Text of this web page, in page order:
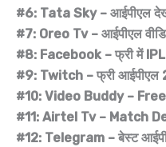
#6: Tata Sky – आईपीएल
#7: Oreo Tv – आईपीएल
#8: Facebook – फ्री में
#9: Twitch – फ्री
#10: Video Buddy – Free
#11: Airtel Tv – Match
#12: Telegram – बेस्ट